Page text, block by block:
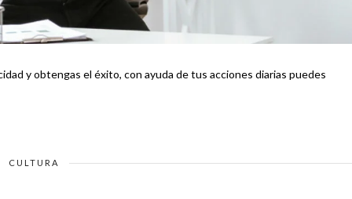
y obtengas el éxito, con ayuda de tus acciones diarias puedes
CULTURA